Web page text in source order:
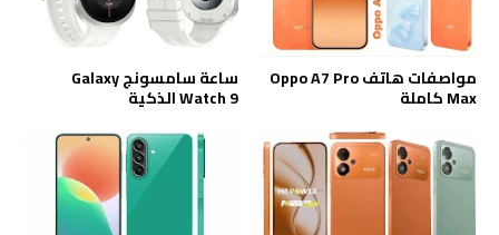
مواصفات هاتف Oppo A7 Pro
Max كاملة
ساعة سامسونج Galaxy
Watch 9 الذكية